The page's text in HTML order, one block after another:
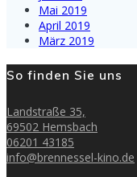
Mai 2019
April 2019
März 2019
So finden Sie uns
Landstraße 35,
69502 Hemsbach
06201 43185
info@brennessel-kino.de